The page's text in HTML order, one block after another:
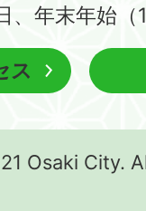
、年末年始
ス
Osaki City.